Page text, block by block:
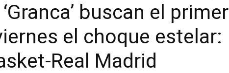
buscan el primer
el choque estelar:
Real Madrid